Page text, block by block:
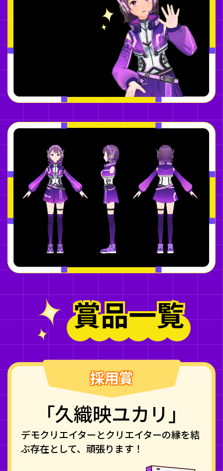
採用賞
「久織映ユカリ」
デモクリエイターとクリエイターの縁を結
ぶ存在として、頑張ります！